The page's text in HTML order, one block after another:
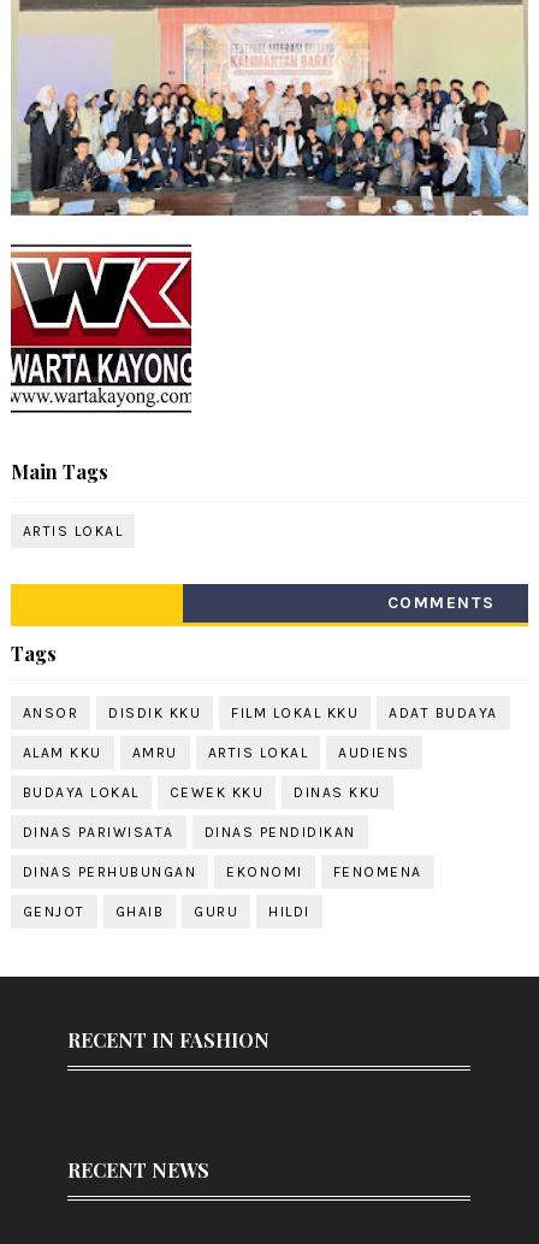
Main Tags
ARTIS LOKAL
COMMENTS
Tags
ANSOR DISDIK KKU FILM LOKAL KKU ADAT BUDAYA
ALAM KKU AMRU ARTIS LOKAL AUDIENS
BUDAYA LOKAL CEWEK KKU DINAS KKU
DINAS PARIWISATA DINAS PENDIDIKAN
DINAS PERHUBUNGAN EKONOMI FENOMENA
GENJOT GHAIB GURU HILDI
RECENT IN FASHION
RECENT NEWS